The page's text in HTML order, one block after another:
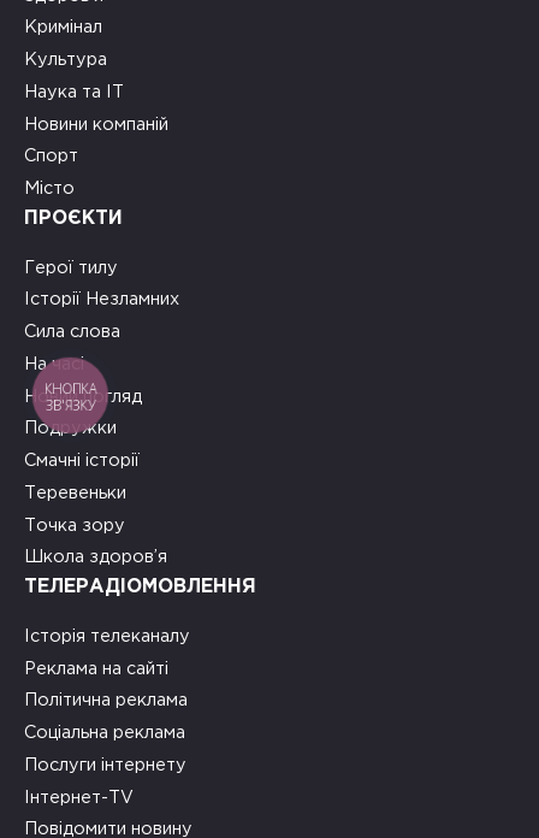
Кримінал
Культура
Наука та ІТ
Новини компаній
Спорт
Місто
ПРОЄКТИ
Герої тилу
Історії Незламних
Сила слова
На часі
Новий погляд
Подружки
Смачні історії
Теревеньки
Точка зору
Школа здоров’я
ТЕЛЕРАДІОМОВЛЕННЯ
Історія телеканалу
Реклама на сайті
Політична реклама
Соціальна реклама
Послуги інтернету
Інтернет-TV
Повідомити новину
КНОПКА
ЗВ'ЯЗКУ